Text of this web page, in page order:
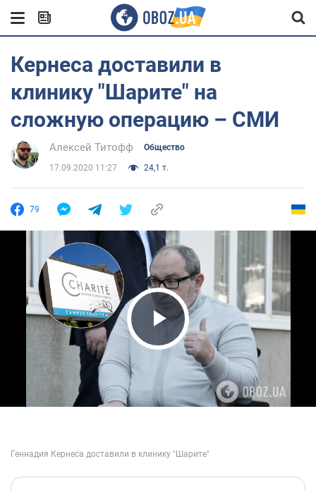
Кернеса доставили в
клинику "Шарите" на
сложную операцию – СМИ
Алексей Титофф Общество
17.09.2020 11:27 24,1 т.
79
Play Video